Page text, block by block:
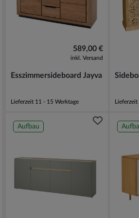
589,00 €
inkl. Versand
Esszimmersideboard Jayva
Lieferzeit 11 - 15 Werktage
Aufbau